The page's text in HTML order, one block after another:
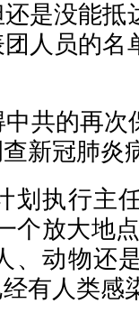
是没能抵
人员的名
共的再次
新冠肺炎
划执行主
个放大地
、动物还
有人类感